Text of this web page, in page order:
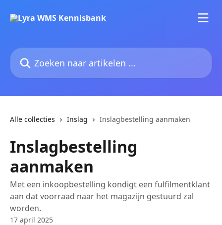
Zoeken naar artikelen ...
Alle collecties Inslag Inslagbestelling aanmaken
Inslagbestelling
aanmaken
Met een inkoopbestelling kondigt een fulfilmentklant
aan dat voorraad naar het magazijn gestuurd zal
worden.
17 april 2025